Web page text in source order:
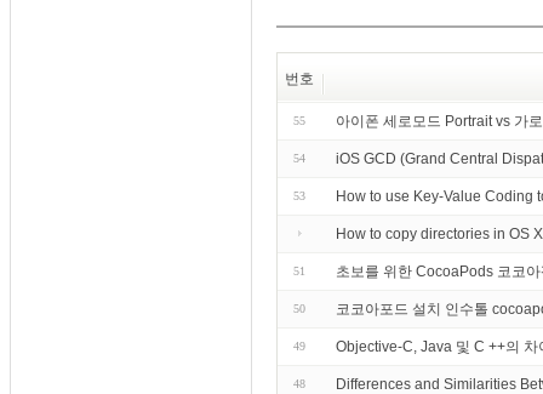
번호
55 아이폰 세로모드 Portrait vs 가
54 iOS GCD (Grand Central
53 How to use Key-Value Coding
How to copy directories in OS
51 초보를 위한 CocoaPods 코코
50 코코아포드 설치 인수톨
49 Objective-C, Java 및 C ++의 차
48 Differences and Similarities